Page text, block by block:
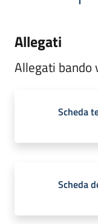
Allegati
Allegati bando
Scheda
Scheda